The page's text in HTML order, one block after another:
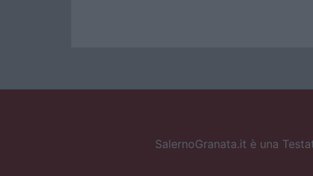
SalernoGranata.it è una